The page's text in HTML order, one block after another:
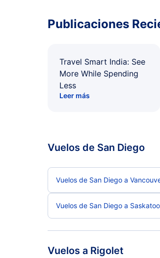
Publicaciones
Travel Smart India: See
More While Spending
Less
Leer más
Vuelos de San Diego
Vuelos de San Diego a
Vuelos de San Diego a
Vuelos a Rigolet